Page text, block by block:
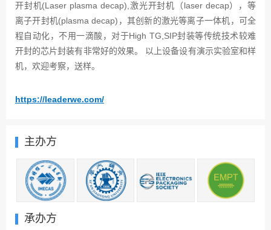
开封机(Laser plasma decap),激光开封机（laser decap），等
离子开封机(plasma decap)，其创新的激光等离子一体机，可全
程自动化，不用一滴酸，对于High TG,SIP封装等传统技术较难
开封的芯片封装有非常好的效果。 以上设备设有演示实验室和样
机，欢迎考察，送样。
https://leaderwe.com/
主办方
承办方